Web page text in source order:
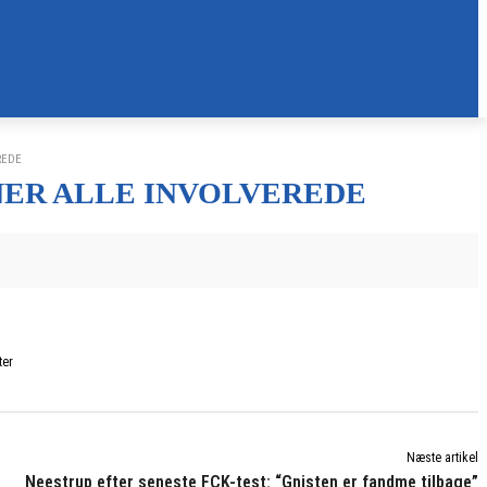
ALLE INVOLVEREDE
Næste artikel
Neestrup efter seneste FCK-test: “Gnisten er fandme tilbage”